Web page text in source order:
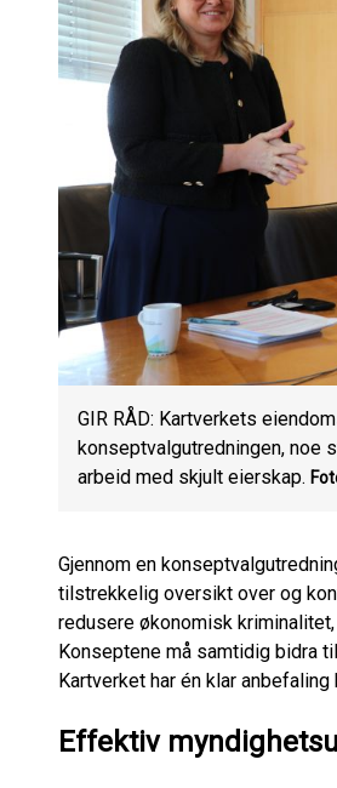
GIR RÅD: Kartverkets
konseptvalgutredningen, noe
arbeid med skjult eierskap.
Gjennom en
tilstrekkelig oversikt over og
redusere økonomisk
Konseptene må samtidig bidra
Kartverket har én klar
Effektiv